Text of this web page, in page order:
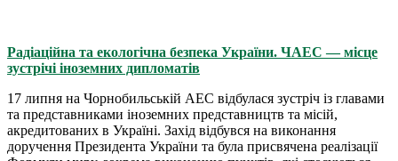
Радіаційна та екологічна безпека України. ЧАЕС — місце
зустрічі іноземних дипломатів
17 липня на Чорнобильській АЕС відбулася зустріч із главами
та представниками іноземних представництв та місій,
акредитованих в Україні. Захід відбувся на виконання
доручення Президента України та була присвячена реалізації